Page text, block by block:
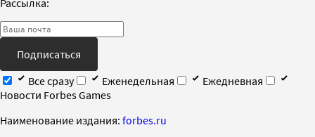
Подписаться
Все сразу
Еженедельная
Ежедневная
Новости Forbes Games
Наименование издания: forbes.ru